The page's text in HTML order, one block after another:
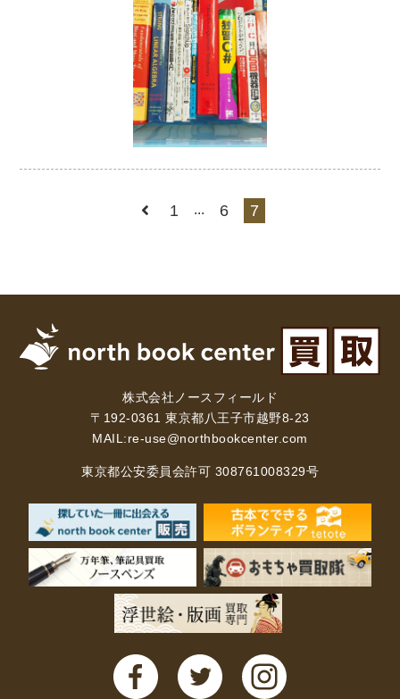
1 ... 6 7
株式会社ノースフィールド
〒192-0361 東京都八王子市越野8-23
MAIL:re-use@northbookcenter.com
東京都公安委員会許可 308761008329号